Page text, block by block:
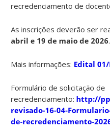
recredenciamento de
As inscrições deverão ser
abril e 19 de maio de 2026.
Mais informações: Edital 01/
Formulário de solicitação de
recredenciamento: http://
revisado-16-04-
de-recredenciamento-